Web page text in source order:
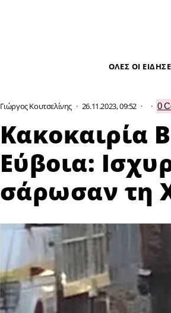
ΟΛΕΣ ΟΙ
Γιώργος Κουτσελίνης · 26.11.2023, 09:52 · · 0
Κακοκαιρία
Εύβοια:
σάρωσαν τη